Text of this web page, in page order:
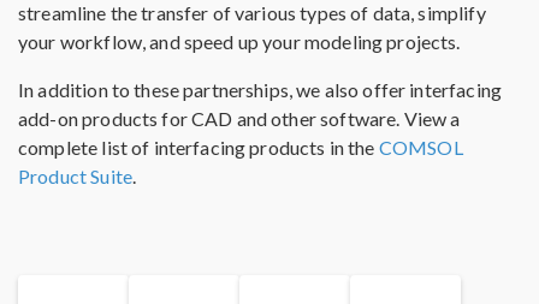
streamline the transfer of various types of data, simplify
your workflow, and speed up your modeling projects.
In addition to these partnerships, we also offer interfacing
add-on products for CAD and other software. View a
complete list of interfacing products in the COMSOL
Product Suite.